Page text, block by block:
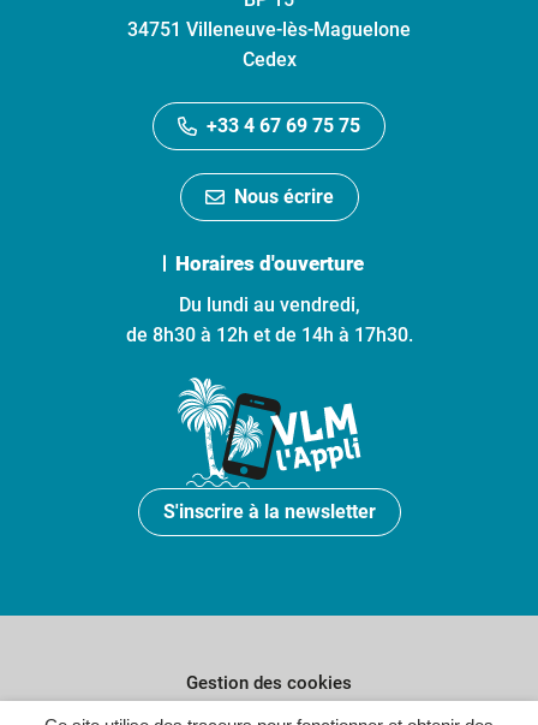
34751 Villeneuve-lès-Maguelone
Cedex
+33 4 67 69 75 75
Nous écrire
Horaires d'ouverture
Du lundi au vendredi,
de 8h30 à 12h et de 14h à 17h30.
S'inscrire à la newsletter
Gestion des cookies